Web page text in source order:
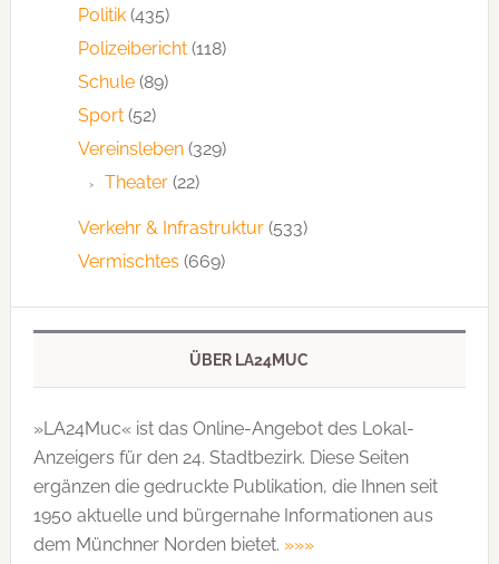
Politik(435)
Polizeibericht(118)
Schule(89)
Sport(52)
Vereinsleben(329)
Theater(22)
Verkehr & Infrastruktur(533)
Vermischtes (669)
ÜBER LA24MUC
»LA24Muc« ist das Online-Angebot des Lokal-
Anzeigers für den 24. Stadtbezirk. Diese Seiten
ergänzen die gedruckte Publi­kation, die Ihnen seit
1950 aktuelle und bürgernahe Informationen aus
dem Münchner Norden bietet. »»»